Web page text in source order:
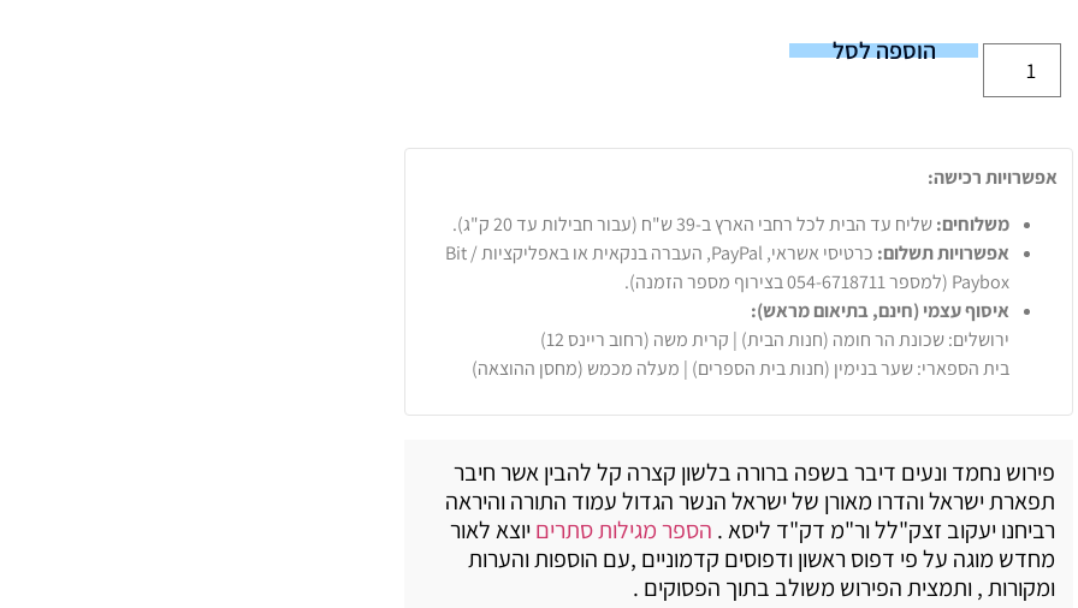
הוספה לסל
אפשרויות רכישה:
משלוחים:שליח עד הבית לכל רחבי הארץ ב-39 ש"ח (עבור חבילות עד 20 ק"ג).
אפשרויות תשלום:
כרטיסי אשראי, PayPal, העברה בנקאית או באפליקציות Bit /
Paybox (למספר 054-6718711 בצירוף מספר הזמנה).
איסוף עצמי (חינם, בתיאום מראש):
ירושלים: שכונת הר חומה (חנות הבית) | קרית משה (רחוב ריינס 12)
בית הספארי: שער בנימין (חנות בית הספרים) | מעלה מכמש (מחסן ההוצאה)
פירוש נחמד ונעים דיבר בשפה ברורה בלשון קצרה קל להבין אשר חיבר
תפארת ישראל והדרו מאורן של ישראל הנשר הגדול עמוד התורה והיראה
רביחנו יעקוב זצק"לל ור"מ דק"ד ליסא . הספר מגילות סתריםיוצא לאור
מחדש מוגה על פי דפוס ראשון ודפוסים קדמוניים ,עם הוספות והערות
ומקורות , ותמצית הפירוש משולב בתוך הפסוקים .